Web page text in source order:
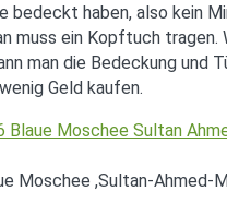
bedeckt haben, also kein
muss ein Kopftuch tragen.
man die Bedeckung und
Geld kaufen.
Moschee ,Sultan-Ahmed-